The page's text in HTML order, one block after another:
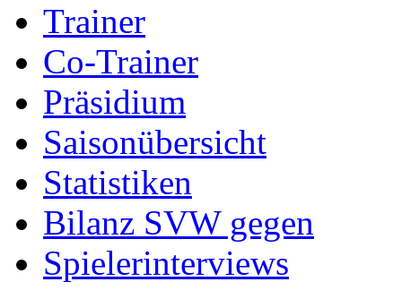
Trainer
Co-Trainer
Präsidium
Saisonübersicht
Statistiken
Bilanz SVW gegen
Spielerinterviews